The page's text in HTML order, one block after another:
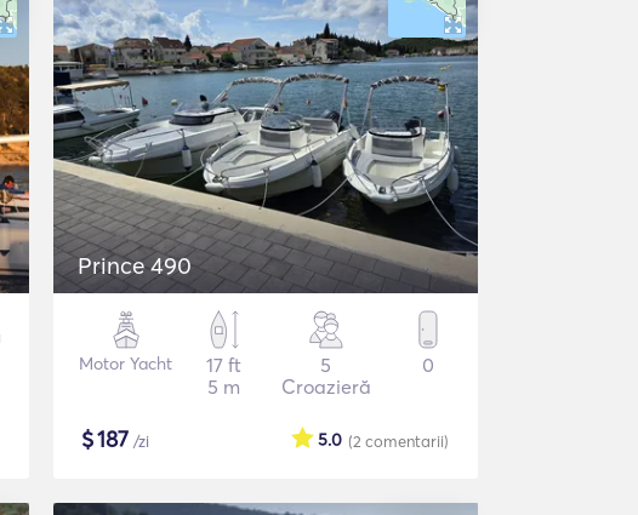
Prince 490
Motor Yacht
17 ft
5 m
5
Croazieră
0
$187 /zi (2 comentarii)
5.0